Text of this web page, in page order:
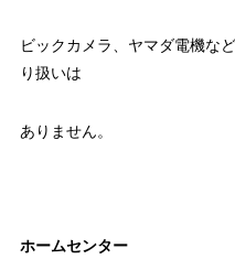
ビックカメラ、ヤマダ電機な
り扱いは
ありません。
ホームセンター